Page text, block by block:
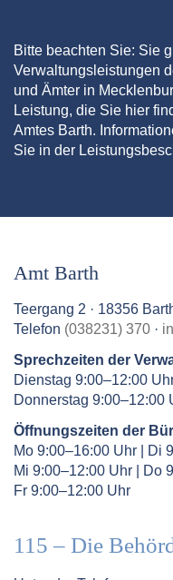
Bitte beachten Sie: Sie
Verwaltungsleistungen
und Ämter in
Leistung, die Sie hier
Amtes Barth.
Sie in der
Amt Barth
Teergang 2 · 18356
Telefon (038231) 370 ·
Sprechzeiten der
Dienstag 9:00–12:00
Donnerstag 9:00–12:00
Öffnungszeiten der
Mo 9:00–16:00 Uhr | Di
Mi 9:00–12:00 Uhr | Do
Fr 9:00–12:00 Uhr
115 – Die